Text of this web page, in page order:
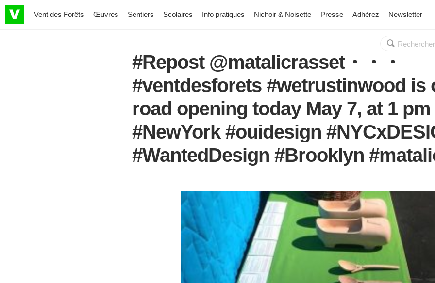
Vent des Forêts Œuvres Sentiers Scolaires Info pratiques Nichoir & Noisette Presse Adhérez Newsletter
Rechercher :
OK
#Repost @matalicrasset・・・
#ventdesforets #wetrustinwood is
road opening today May 7, at 1 pm
#NewYork #ouidesign
#WantedDesign #Brooklyn